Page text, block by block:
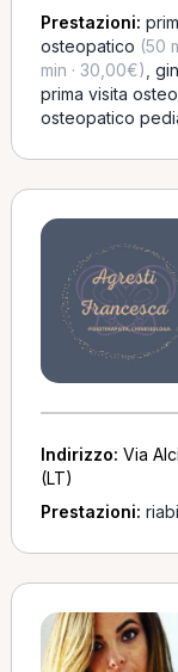
Prestazioni:
osteopatico (50
min · 30,00€)
prima visita
osteopatico
Indirizzo: Via
(LT)
Prestazioni: